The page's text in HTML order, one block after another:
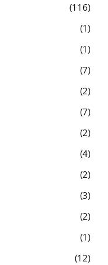
116
1
1
7
2
7
2
4
2
3
2
1
12